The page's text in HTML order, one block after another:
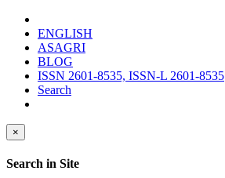
ENGLISH
ASAGRI
BLOG
ISSN 2601-8535, ISSN-L 2601-8535
Search
×
Search in Site